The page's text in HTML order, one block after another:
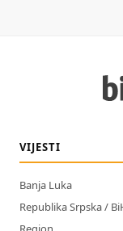
VIJESTI
Banja Luka
Republika Srpska /